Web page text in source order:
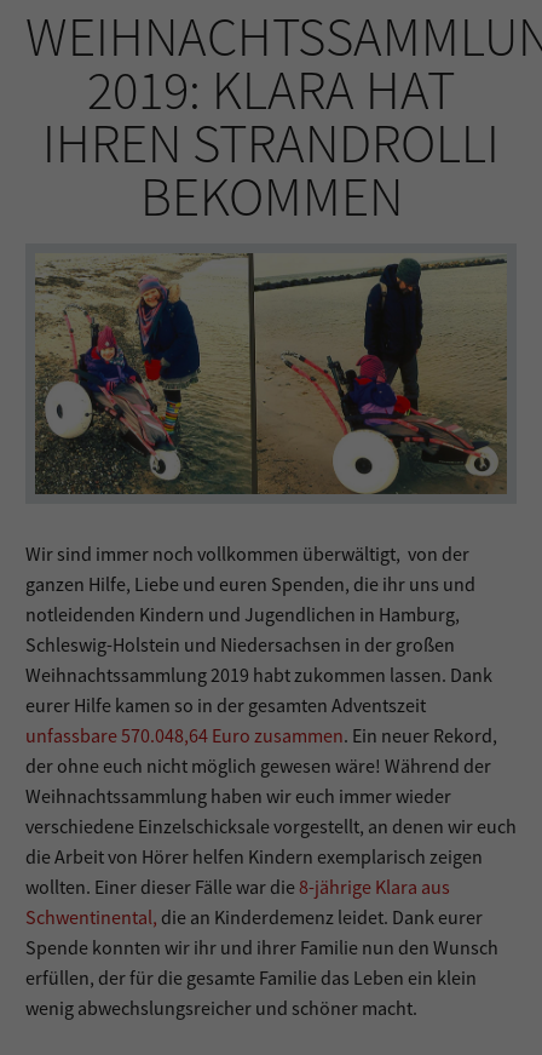
2019: KLARA HAT
IHREN STRANDROLLI
BEKOMMEN
Wir sind immer noch vollkommen überwältigt, von der
ganzen Hilfe, Liebe und euren Spenden, die ihr uns und
notleidenden Kindern und Jugendlichen in Hamburg,
Schleswig-Holstein und Niedersachsen in der großen
Weihnachtssammlung 2019 habt zukommen lassen. Dank
eurer Hilfe kamen so in der gesamten Adventszeit
unfassbare 570.048,64 Euro zusammen. Ein neuer Rekord,
der ohne euch nicht möglich gewesen wäre! Während der
Weihnachtssammlung haben wir euch immer wieder
verschiedene Einzelschicksale vorgestellt, an denen wir euch
die Arbeit von Hörer helfen Kindern exemplarisch zeigen
wollten. Einer dieser Fälle war die8-jährige Klara aus
Schwentinental, die an Kinderdemenz leidet. Dank eurer
Spende konnten wir ihr und ihrer Familie nun den Wunsch
erfüllen, der für die gesamte Familie das Leben ein klein
wenig abwechslungsreicher und schöner macht.